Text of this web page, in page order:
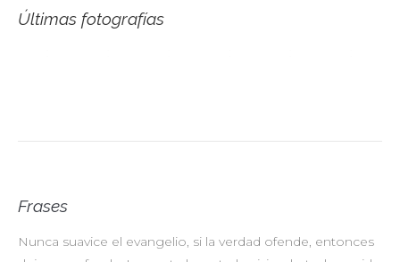
Últimas fotografías
Frases
Nunca suavice el evangelio, si la verdad ofende, entonces